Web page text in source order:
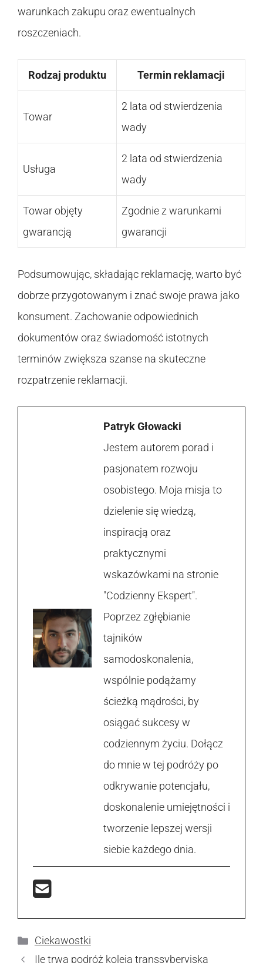
warunkach zakupu oraz ewentualnych
roszczeniach.
Rodzaj produktu Termin reklamacji
Towar
2 lata od stwierdzenia
wady
Usługa
2 lata od stwierdzenia
wady
Towar objęty
gwarancją
Zgodnie z warunkami
gwarancji
Podsumowując, składając reklamację, warto być
dobrze przygotowanym i znać swoje prawa jako
konsument. Zachowanie odpowiednich
dokumentów oraz świadomość istotnych
terminów zwiększa szanse na skuteczne
rozpatrzenie reklamacji.
Patryk Głowacki
Jestem autorem porad i
pasjonatem rozwoju
osobistego. Moja misja to
dzielenie się wiedzą,
inspiracją oraz
praktycznymi
wskazówkami na stronie
"Codzienny Ekspert".
Poprzez zgłębianie
tajników
samodoskonalenia,
wspólnie podążamy
ścieżką mądrości, by
osiągać sukcesy w
codziennym życiu. Dołącz
do mnie w tej podróży po
odkrywanie potencjału,
doskonalenie umiejętności i
tworzenie lepszej wersji
siebie każdego dnia.
Kategorie
Ciekawostki
Ile trwa podróż koleją transsyberyjską